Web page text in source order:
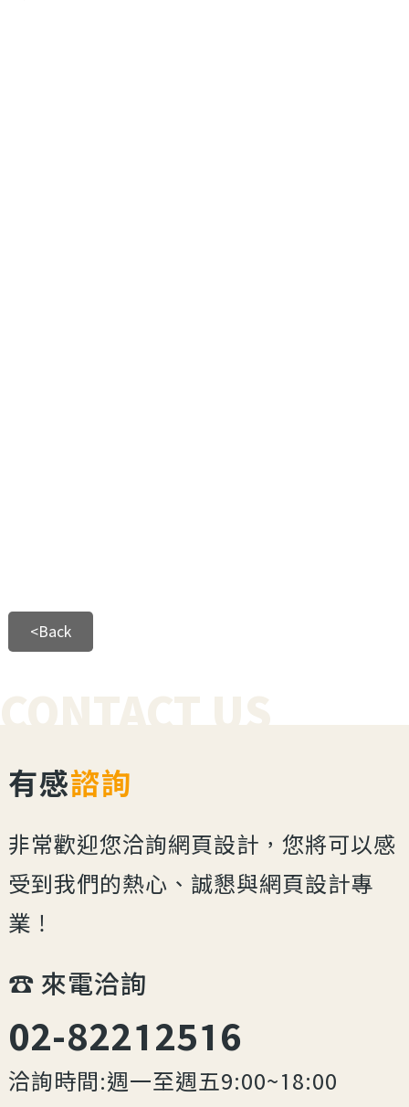
<Back
CONTACT US
有感諮詢
非常歡迎您洽詢網頁設計，您將可以感
受到我們的熱心、誠懇與網頁設計專
業！
☎︎ 來電洽詢
02-82212516
洽詢時間:週一至週五9:00~18:00